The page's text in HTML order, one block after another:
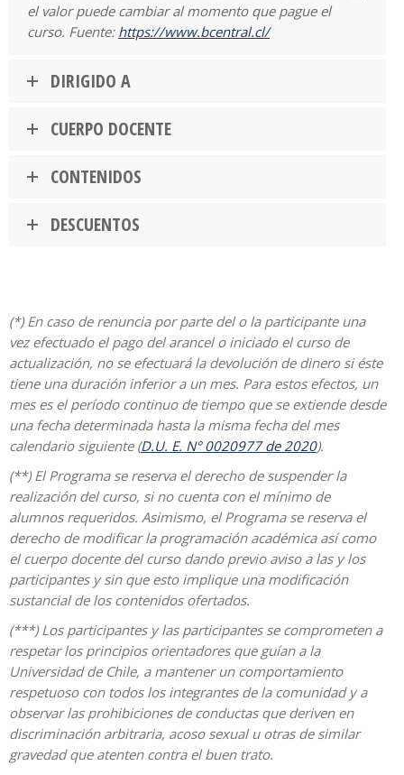
el valor puede cambiar al momento que pague el
curso. Fuente: https://www.bcentral.cl/
DIRIGIDO A
CUERPO DOCENTE
CONTENIDOS
DESCUENTOS
(*) En caso de renuncia por parte del o la participante una
vez efectuado el pago del arancel o iniciado el curso de
actualización, no se efectuará la devolución de dinero si éste
tiene una duración inferior a un mes. Para estos efectos, un
mes es el período continuo de tiempo que se extiende desde
una fecha determinada hasta la misma fecha del mes
calendario siguiente (D.U. E. N° 0020977 de 2020).
(**) El Programa se reserva el derecho de suspender la
realización del curso, si no cuenta con el mínimo de
alumnos requeridos. Asimismo, el Programa se reserva el
derecho de modificar la programación académica así como
el cuerpo docente del curso dando previo aviso a las y los
participantes y sin que esto implique una modificación
sustancial de los contenidos ofertados.
(***) Los participantes y las participantes se comprometen a
respetar los principios orientadores que guían a la
Universidad de Chile, a mantener un comportamiento
respetuoso con todos los integrantes de la comunidad y a
observar las prohibiciones de conductas que deriven en
discriminación arbitraria, acoso sexual u otras de similar
gravedad que atenten contra el buen trato.